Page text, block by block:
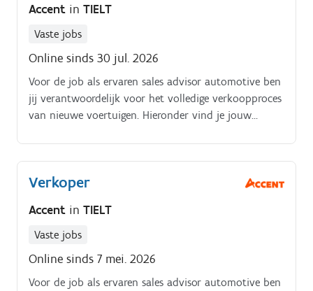
Accent in TIELT
Vaste jobs
Online sinds 30 jul. 2026
Voor de job als ervaren sales advisor automotive ben
jij verantwoordelijk voor het volledige verkoopproces
van nieuwe voertuigen. Hieronder vind je jouw
aankoop van hun nieuwe wagen.
Verkoper
Accent in TIELT
Vaste jobs
Online sinds 7 mei. 2026
Voor de job als ervaren sales advisor automotive ben